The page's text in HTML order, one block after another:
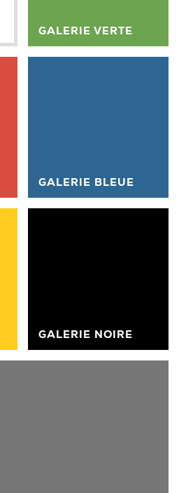
GALERIE VERTE
GALERIE BLEUE
GALERIE NOIRE